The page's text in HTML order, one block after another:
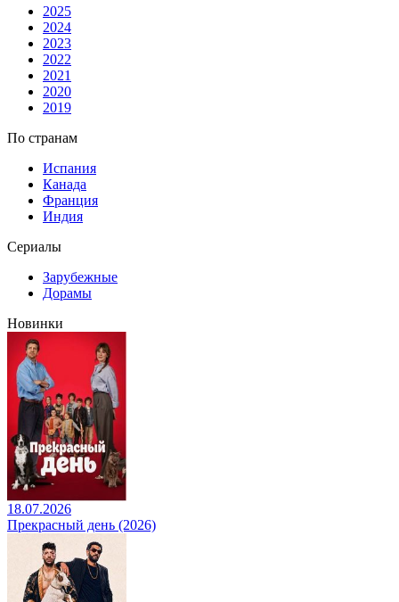
2025
2024
2023
2022
2021
2020
2019
По странам
Испания
Канада
Франция
Индия
Сериалы
Зарубежные
Дорамы
Новинки
18.07.2026
Прекрасный день (2026)